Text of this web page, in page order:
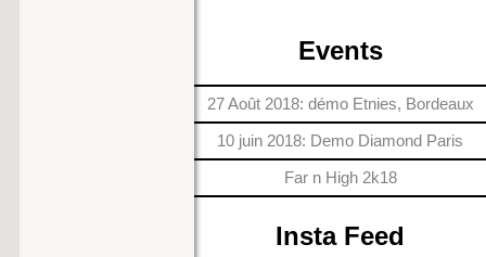
Events
27 Août 2018: démo Etnies, Bordeaux
10 juin 2018: Demo Diamond Paris
Far n High 2k18
Insta Feed